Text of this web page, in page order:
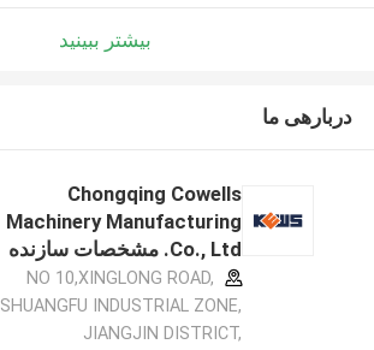
بیشتر ببینید
دربارهی ما
Chongqing Cowells
Machinery Manufacturing
Co., Ltd. مشخصات سازنده
NO 10,XINGLONG ROAD,
SHUANGFU INDUSTRIAL ZONE,
JIANGJIN DISTRICT,